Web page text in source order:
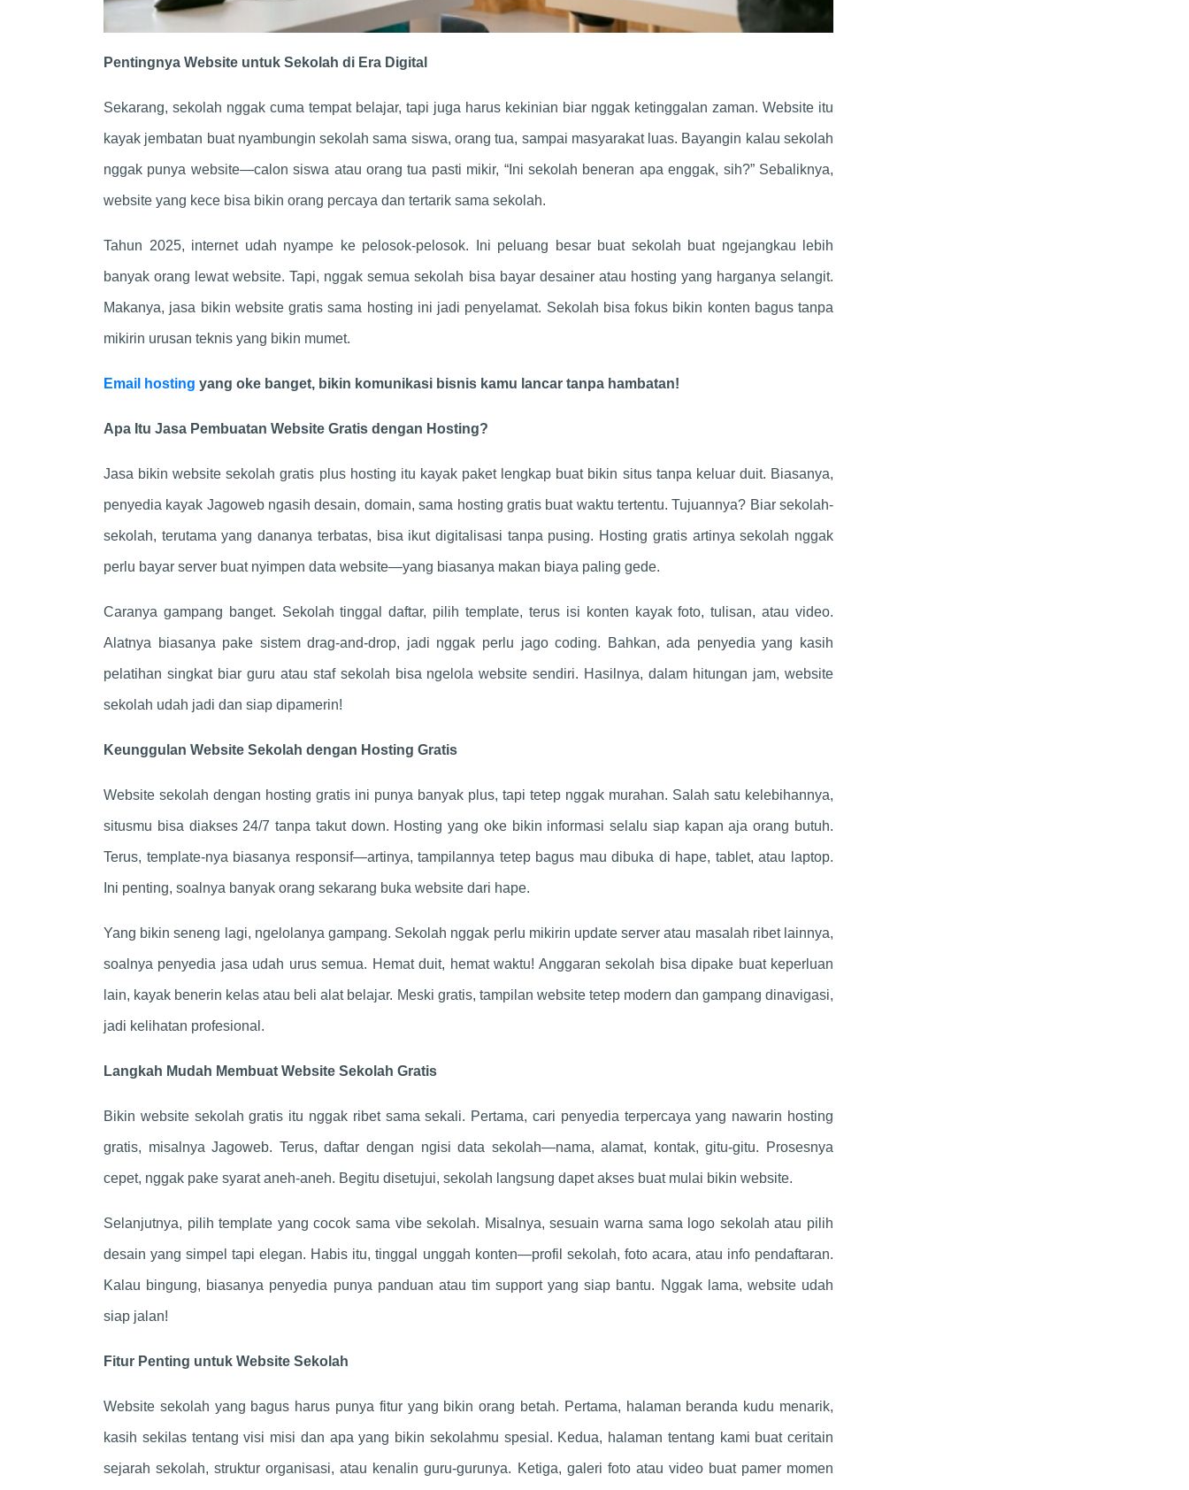
Pentingnya Website untuk Sekolah di Era Digital
Sekarang, sekolah nggak cuma tempat belajar, tapi juga harus kekinian biar nggak ketinggalan zaman. Website itu
kayak jembatan buat nyambungin sekolah sama siswa, orang tua, sampai masyarakat luas. Bayangin kalau sekolah
nggak punya website—calon siswa atau orang tua pasti mikir, “Ini sekolah beneran apa enggak, sih?” Sebaliknya,
website yang kece bisa bikin orang percaya dan tertarik sama sekolah.
Tahun 2025, internet udah nyampe ke pelosok-pelosok. Ini peluang besar buat sekolah buat ngejangkau lebih
banyak orang lewat website. Tapi, nggak semua sekolah bisa bayar desainer atau hosting yang harganya selangit.
Makanya, jasa bikin website gratis sama hosting ini jadi penyelamat. Sekolah bisa fokus bikin konten bagus tanpa
mikirin urusan teknis yang bikin mumet.
Email hosting yang oke banget, bikin komunikasi bisnis kamu lancar tanpa hambatan!
Apa Itu Jasa Pembuatan Website Gratis dengan Hosting?
Jasa bikin website sekolah gratis plus hosting itu kayak paket lengkap buat bikin situs tanpa keluar duit. Biasanya,
penyedia kayak Jagoweb ngasih desain, domain, sama hosting gratis buat waktu tertentu. Tujuannya? Biar sekolah-
sekolah, terutama yang dananya terbatas, bisa ikut digitalisasi tanpa pusing. Hosting gratis artinya sekolah nggak
perlu bayar server buat nyimpen data website—yang biasanya makan biaya paling gede.
Caranya gampang banget. Sekolah tinggal daftar, pilih template, terus isi konten kayak foto, tulisan, atau video.
Alatnya biasanya pake sistem drag-and-drop, jadi nggak perlu jago coding. Bahkan, ada penyedia yang kasih
pelatihan singkat biar guru atau staf sekolah bisa ngelola website sendiri. Hasilnya, dalam hitungan jam, website
sekolah udah jadi dan siap dipamerin!
Keunggulan Website Sekolah dengan Hosting Gratis
Website sekolah dengan hosting gratis ini punya banyak plus, tapi tetep nggak murahan. Salah satu kelebihannya,
situsmu bisa diakses 24/7 tanpa takut down. Hosting yang oke bikin informasi selalu siap kapan aja orang butuh.
Terus, template-nya biasanya responsif—artinya, tampilannya tetep bagus mau dibuka di hape, tablet, atau laptop.
Ini penting, soalnya banyak orang sekarang buka website dari hape.
Yang bikin seneng lagi, ngelolanya gampang. Sekolah nggak perlu mikirin update server atau masalah ribet lainnya,
soalnya penyedia jasa udah urus semua. Hemat duit, hemat waktu! Anggaran sekolah bisa dipake buat keperluan
lain, kayak benerin kelas atau beli alat belajar. Meski gratis, tampilan website tetep modern dan gampang dinavigasi,
jadi kelihatan profesional.
Langkah Mudah Membuat Website Sekolah Gratis
Bikin website sekolah gratis itu nggak ribet sama sekali. Pertama, cari penyedia terpercaya yang nawarin hosting
gratis, misalnya Jagoweb. Terus, daftar dengan ngisi data sekolah—nama, alamat, kontak, gitu-gitu. Prosesnya
cepet, nggak pake syarat aneh-aneh. Begitu disetujui, sekolah langsung dapet akses buat mulai bikin website.
Selanjutnya, pilih template yang cocok sama vibe sekolah. Misalnya, sesuain warna sama logo sekolah atau pilih
desain yang simpel tapi elegan. Habis itu, tinggal unggah konten—profil sekolah, foto acara, atau info pendaftaran.
Kalau bingung, biasanya penyedia punya panduan atau tim support yang siap bantu. Nggak lama, website udah
siap jalan!
Fitur Penting untuk Website Sekolah
Website sekolah yang bagus harus punya fitur yang bikin orang betah. Pertama, halaman beranda kudu menarik,
kasih sekilas tentang visi misi dan apa yang bikin sekolahmu spesial. Kedua, halaman tentang kami buat ceritain
sejarah sekolah, struktur organisasi, atau kenalin guru-gurunya. Ketiga, galeri foto atau video buat pamer momen